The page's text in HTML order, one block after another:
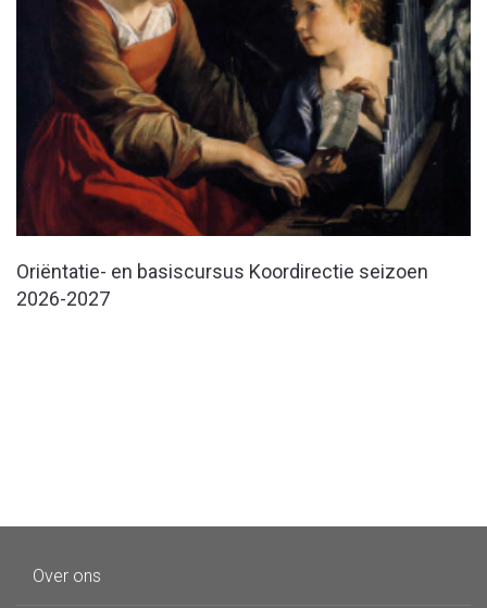
Oriëntatie- en basiscursus Koordirectie seizoen
2026-2027
Over ons